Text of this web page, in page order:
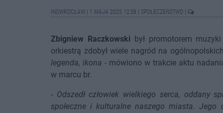
INOWROCŁAW 1 MAJA 2025 12:38 SPOŁECZEŃSTWO
Zbigniew Raczkowski był promotorem
orkiestrą zdobył wiele nagród na
legenda, ikona - mówiono w trakcie aktu
w marcu br.
- Odszedł człowiek wielkiego serca, oddany
społeczne i kulturalne naszego miasta. Jego